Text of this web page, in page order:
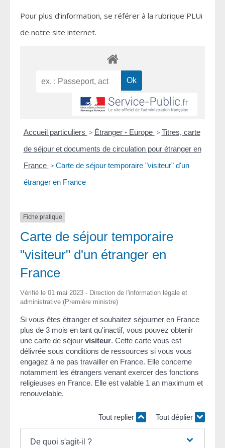
Pour plus d’information, se référer à la rubrique PLUi
de notre site internet.
Accueil particuliers > Étranger - Europe > Titres, carte
de séjour et documents de circulation pour étranger en
France > Carte de séjour temporaire "visiteur" d'un
étranger en France
Fiche pratique
Carte de séjour temporaire
"visiteur" d'un étranger en
France
Vérifié le 01 mai 2023 - Direction de l'information légale et
administrative (Première ministre)
Si vous êtes étranger et souhaitez séjourner en France
plus de 3 mois en tant qu'inactif, vous pouvez obtenir
une carte de séjour visiteur. Cette carte vous est
délivrée sous conditions de ressources si vous vous
engagez à ne pas travailler en France. Elle concerne
notamment les étrangers venant exercer des fonctions
religieuses en France. Elle est valable 1 an maximum et
renouvelable.
Tout replier Tout déplier
De quoi s'agit-il ?